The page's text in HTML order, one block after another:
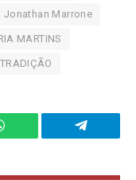
Jonathan Marrone
MARTINS
TRADIÇÃO
Telegram